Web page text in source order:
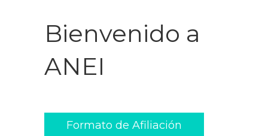
Bienvenido a
ANEI
Formato de Afiliación